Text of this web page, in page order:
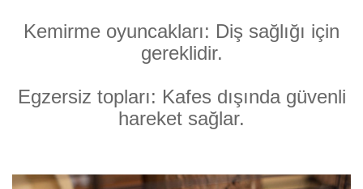
Kemirme oyuncakları: Diş sağlığı için
gereklidir.
Egzersiz topları: Kafes dışında güvenli
hareket sağlar.